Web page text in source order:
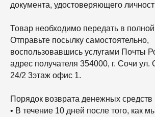
документа, удостоверяющего
Товар необходимо передать в
Отправьте посылку самостоятельно,
воспользовавшись услугами Почты
адрес получателя 354000, г. Сочи ул.
24/2 3этаж офис 1.
Порядок возврата денежных средств
• В течение 10 дней после того, как